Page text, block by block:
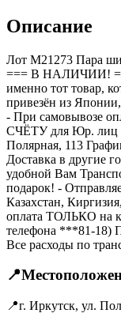
Описание
Лот M21273 Пара
=== B НАЛИЧИИ!
именно тот товар,
привезён из
- При самовывозе
СЧЁТУ для Юр. лиц
Полярная, 113
Доставка в другие
удобной Вам
подарок! -
Казахстан,
оплата ТОЛЬКО на
телефона ***81-18)
Все расходы по
📍
📍г. Иркутск, ул.